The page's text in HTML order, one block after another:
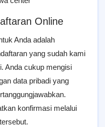
Online
Anda adalah
yang sudah kami
Anda cukup mengisi
data pribadi yang
konfirmasi melalui